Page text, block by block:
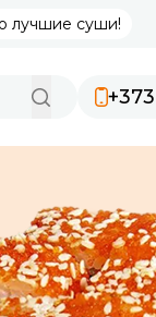
лучшие суши!